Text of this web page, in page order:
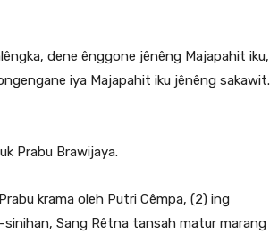
dene ênggone jênêng Majapahit iku,
iya Majapahit iku jênêng sakawit.
Prabu Brawijaya.
krama oleh Putri Cêmpa, (2) ing
Sang Rêtna tansah matur marang